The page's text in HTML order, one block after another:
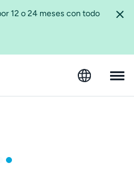
12 o 24 meses con todo